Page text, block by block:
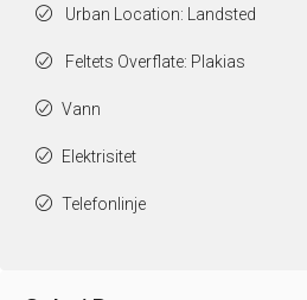
Urban Location: Landsted
Feltets Overflate: Plakias
Vann
Elektrisitet
Telefonlinje